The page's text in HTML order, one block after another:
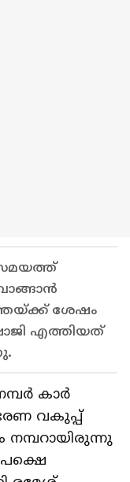
സമയത്ത്
ശേഷം
എത്തിയത്
കാർ
വകുപ്പ്
നമ്പറായിരുന്നു
പക്ഷെ